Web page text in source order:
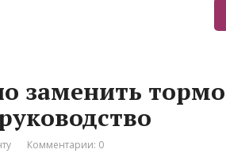
заменить
Комментарии: 0